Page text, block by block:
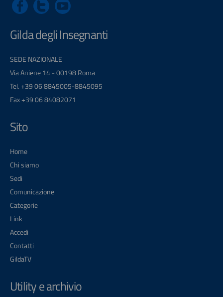
Gilda degli Insegnanti
SEDE NAZIONALE
Via Aniene 14 - 00198 Roma
Tel. +39 06 8845005-8845095
Fax +39 06 84082071
Sito
Home
Chi siamo
Sedi
Comunicazione
Categorie
Link
Accedi
Contatti
GildaTV
Utility e archivio